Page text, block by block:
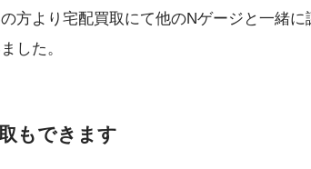
方より宅配買取にて他のNゲージと一緒に
した。
もできます